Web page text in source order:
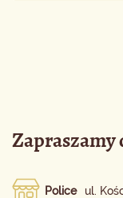
Zapraszamy
Police ul.